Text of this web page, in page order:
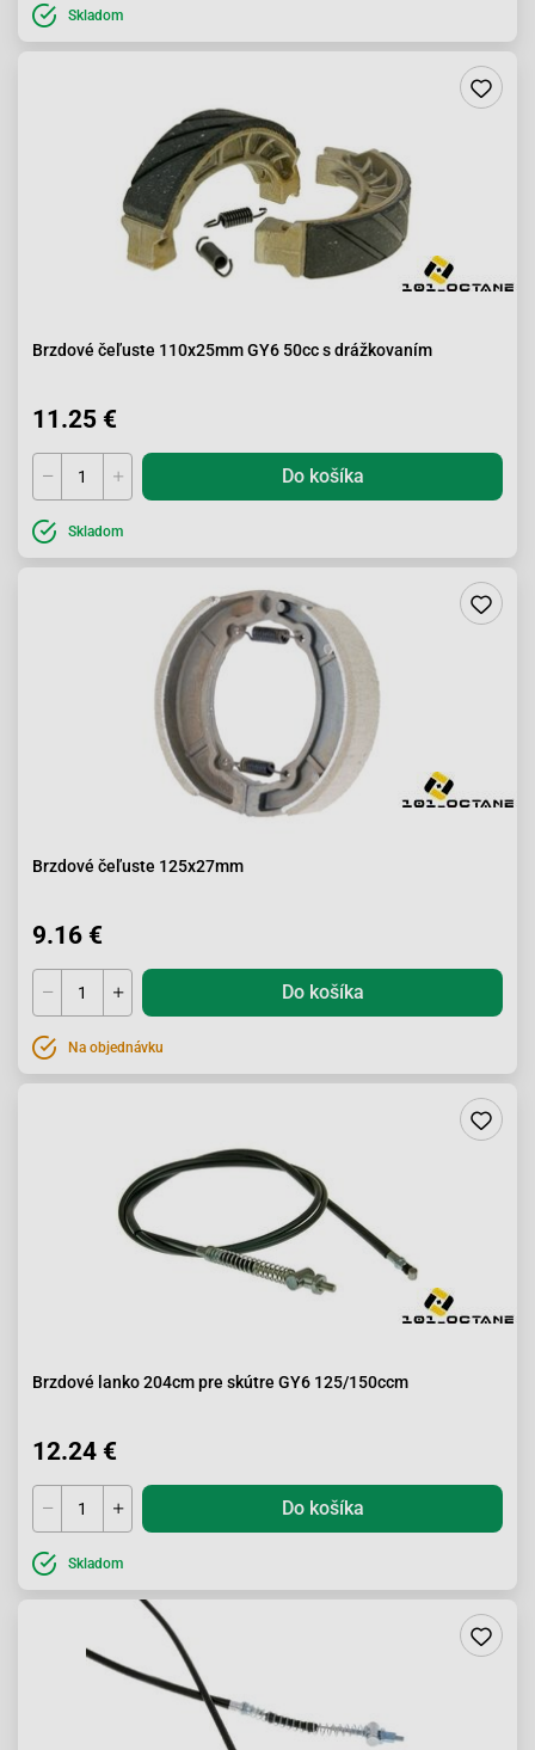
Skladom
Brzdové čeľuste 110x25mm GY6 50cc s drážkovaním
11.25 €
Do košíka
Skladom
Brzdové čeľuste 125x27mm
9.16 €
Do košíka
Na objednávku
Brzdové lanko 204cm pre skútre GY6 125/150ccm
12.24 €
Do košíka
Skladom